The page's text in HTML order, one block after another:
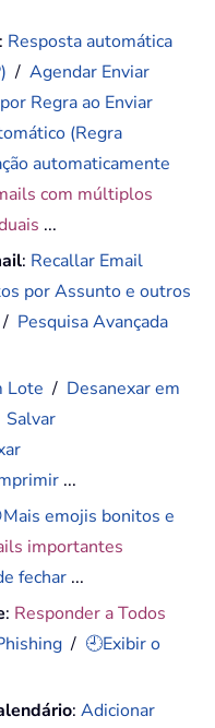
: Resposta automática
/Agendar Enviar
Regra ao Enviar
(Regra
automaticamente
com múltiplos
...
: Recallar Email
por Assunto e outros
/ Pesquisa Avançada
Lote / Desanexar em
Salvar
...
emojis bonitos e
importantes
fechar ...
: Responder a Todos
/ 🕘Exibir o
:Adicionar